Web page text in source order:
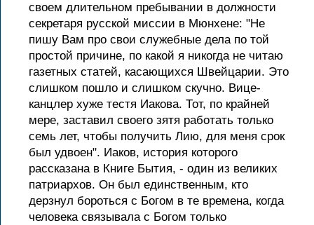
своем длительном пребывании в должности
секретаря русской миссии в Мюнхене: "Не
пишу Вам про свои служебные дела по той
простой причине, по какой я никогда не читаю
газетных статей, касающихся Швейцарии. Это
слишком пошло и слишком скучно. Вице-
канцлер хуже тестя Иакова. Тот, по крайней
мере, заставил своего зятя работать только
семь лет, чтобы получить Лию, для меня срок
был удвоен". Иаков, история которого
рассказана в Книге Бытия, - один из великих
патриархов. Он был единственным, кто
дерзнул бороться с Богом в те времена, когда
человека связывала с Богом только